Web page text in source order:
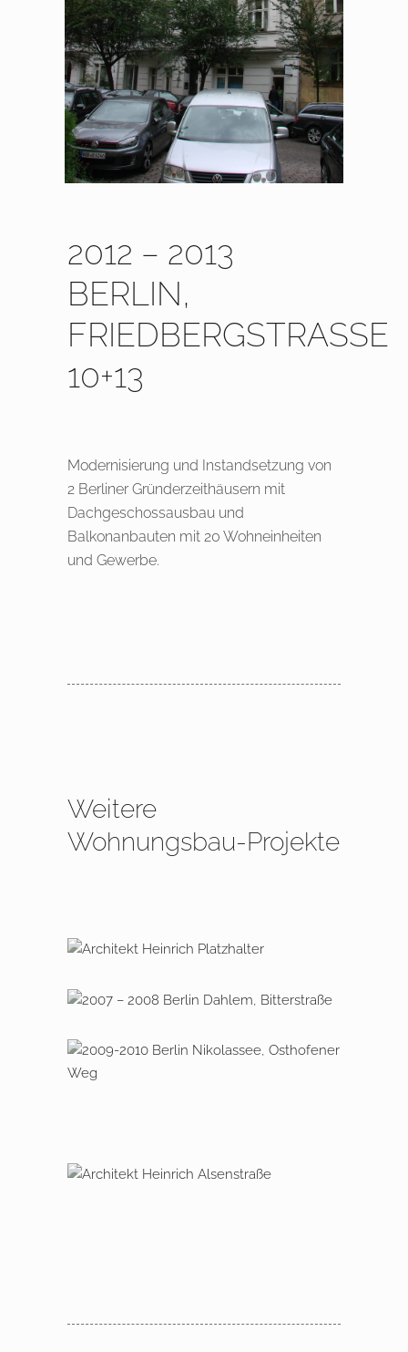
2012 – 2013
BERLIN,
FRIEDBERGSTRASSE 1
0+13
Modernisierung und Instandsetzung von
2 Berliner Gründerzeithäusern mit
Dachgeschossausbau und
Balkonanbauten mit 20 Wohneinheiten
und Gewerbe.
Weitere
Wohnungsbau-Projekte
um elegante Dachgeschoss-
2018 – 2021 Berlin, Pankower Allee
2007 – 2008 Berlin Dahlem,
2009 – 2010 Berlin Nikolassee,
Osthofener Weg
2010 – 2012 Berlin Wannsee,